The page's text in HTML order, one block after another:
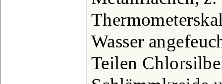
Wasser
Teilen